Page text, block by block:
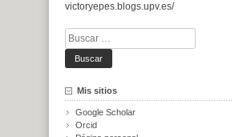
victoryepes.blogs.upv.es/
Buscar:
Mis sitios
Google Scholar
Orcid